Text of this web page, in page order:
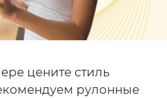
цените стиль
рулонные